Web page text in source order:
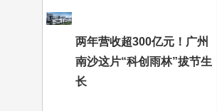
两年营收超300亿元！广州
南沙这片“科创雨林”拔节生
长